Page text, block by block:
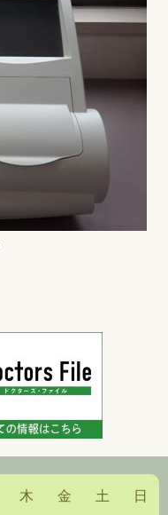
木 金 土 日